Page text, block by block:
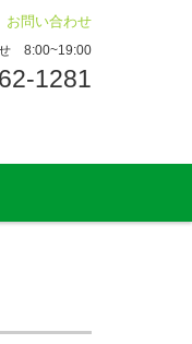
お問い合わせ
せ 8:00~19:00
1281